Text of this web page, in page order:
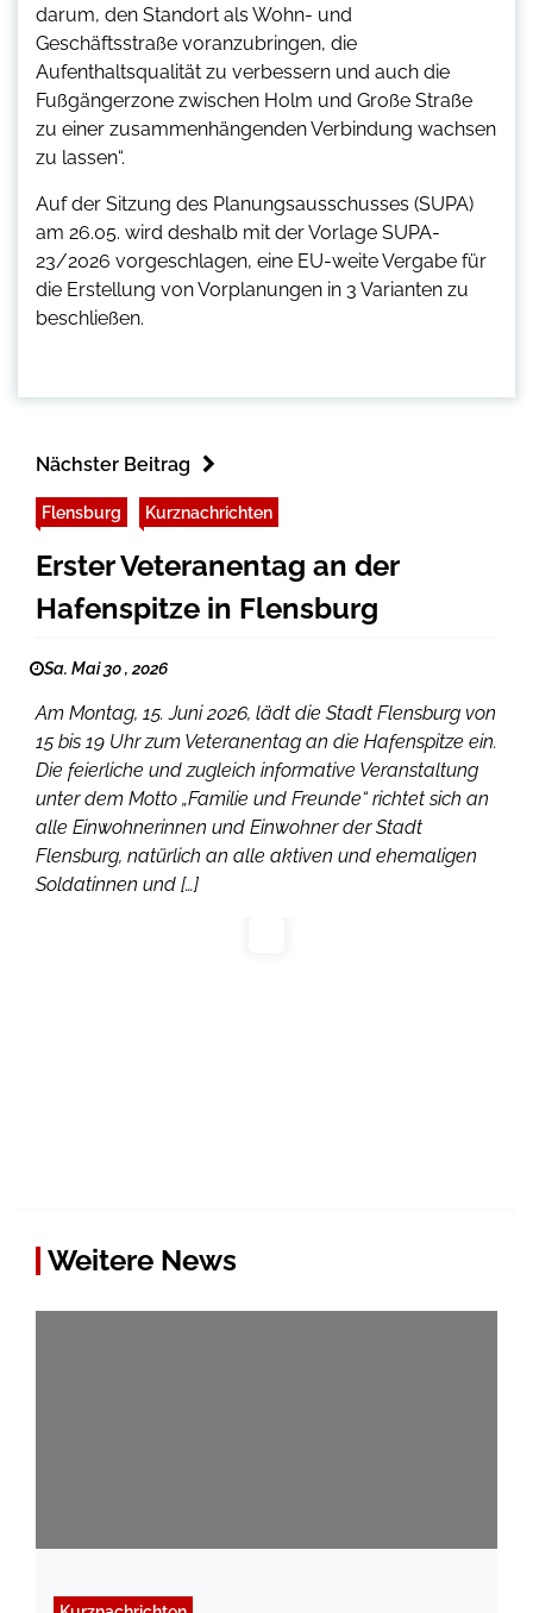
darum, den Standort als Wohn- und
Geschäftsstraße voranzubringen, die
Aufenthaltsqualität zu verbessern und auch die
Fußgängerzone zwischen Holm und Große Straße
zu einer zusammenhängenden Verbindung wachsen
zu lassen“.
Auf der Sitzung des Planungsausschusses (SUPA)
am 26.05. wird deshalb mit der Vorlage SUPA-
23/2026 vorgeschlagen, eine EU-weite Vergabe für
die Erstellung von Vorplanungen in 3 Varianten zu
beschließen.
Nächster Beitrag
Flensburg Kurznachrichten
Erster Veteranentag an der
Hafenspitze in Flensburg
Sa. Mai 30 , 2026
Am Montag, 15. Juni 2026, lädt die Stadt Flensburg von
15 bis 19 Uhr zum Veteranentag an die Hafenspitze ein.
Die feierliche und zugleich informative Veranstaltung
unter dem Motto „Familie und Freunde“ richtet sich an
alle Einwohnerinnen und Einwohner der Stadt
Flensburg, natürlich an alle aktiven und ehemaligen
Soldatinnen und […]
Weitere News